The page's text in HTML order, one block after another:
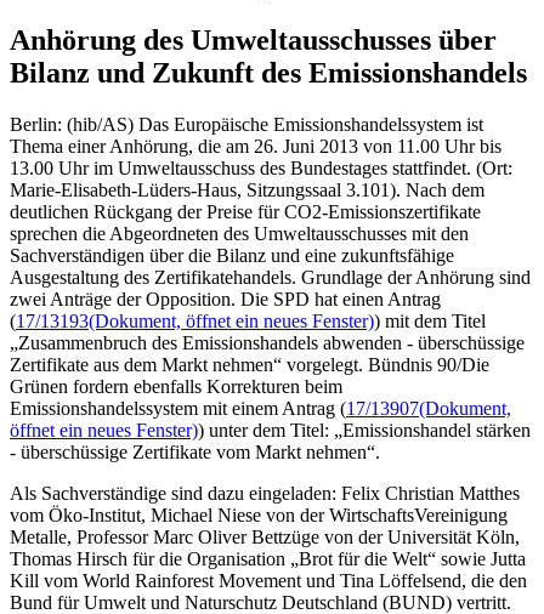
Anhörung des Umweltausschusses über
Bilanz und Zukunft des Emissionshandels
Berlin: (hib/AS) Das Europäische Emissionshandelssystem ist
Thema einer Anhörung, die am 26. Juni 2013 von 11.00 Uhr bis
13.00 Uhr im Umweltausschuss des Bundestages stattfindet. (Ort:
Marie-Elisabeth-Lüders-Haus, Sitzungssaal 3.101). Nach dem
deutlichen Rückgang der Preise für CO2-Emissionszertifikate
sprechen die Abgeordneten des Umweltausschusses mit den
Sachverständigen über die Bilanz und eine zukunftsfähige
Ausgestaltung des Zertifikatehandels. Grundlage der Anhörung sind
zwei Anträge der Opposition. Die SPD hat einen Antrag
(17/13193(Dokument, öffnet ein neues Fenster)) mit dem Titel
„Zusammenbruch des Emissionshandels abwenden - überschüssige
Zertifikate aus dem Markt nehmen“ vorgelegt. Bündnis 90/Die
Grünen fordern ebenfalls Korrekturen beim
Emissionshandelssystem mit einem Antrag (17/13907(Dokument,
öffnet ein neues Fenster)) unter dem Titel: „Emissionshandel stärken
- überschüssige Zertifikate vom Markt nehmen“.
Als Sachverständige sind dazu eingeladen: Felix Christian Matthes
vom Öko-Institut, Michael Niese von der WirtschaftsVereinigung
Metalle, Professor Marc Oliver Bettzüge von der Universität Köln,
Thomas Hirsch für die Organisation „Brot für die Welt“ sowie Jutta
Kill vom World Rainforest Movement und Tina Löffelsend, die den
Bund für Umwelt und Naturschutz Deutschland (BUND) vertritt.